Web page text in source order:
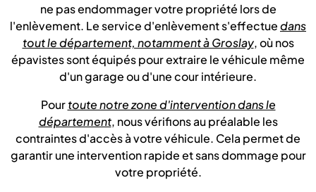
ne pas endommager votre propriété lors de
l'enlèvement. Le service d'enlèvement s'effectuedans
tout le département, notamment à Groslay, où nos
épavistes sont équipés pour extraire le véhicule même
d'un garage ou d'une cour intérieure.
Pourtoute notre zone d'intervention dans le
département, nous vérifions au préalable les
contraintes d'accès à votre véhicule. Cela permet de
garantir une intervention rapide et sans dommage pour
votre propriété.